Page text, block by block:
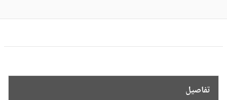
تفاصيل